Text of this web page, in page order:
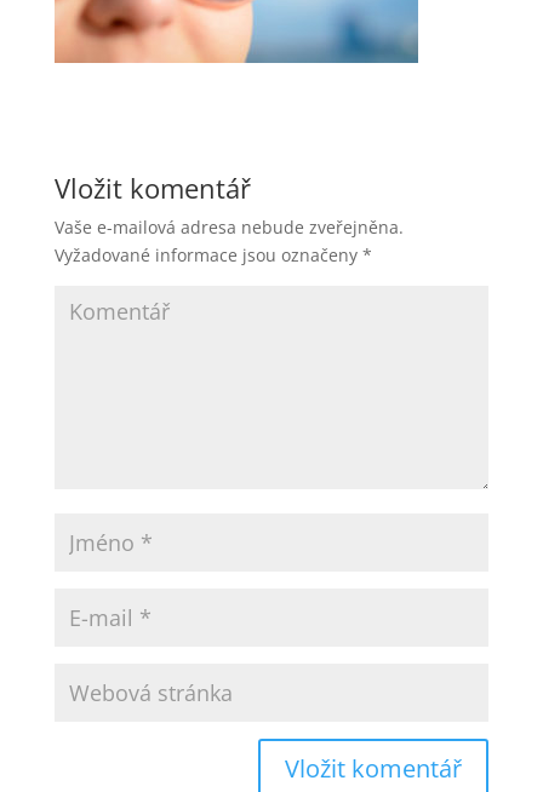
Vložit komentář
Vaše e-mailová adresa nebude zveřejněna.
Vyžadované informace jsou označeny *